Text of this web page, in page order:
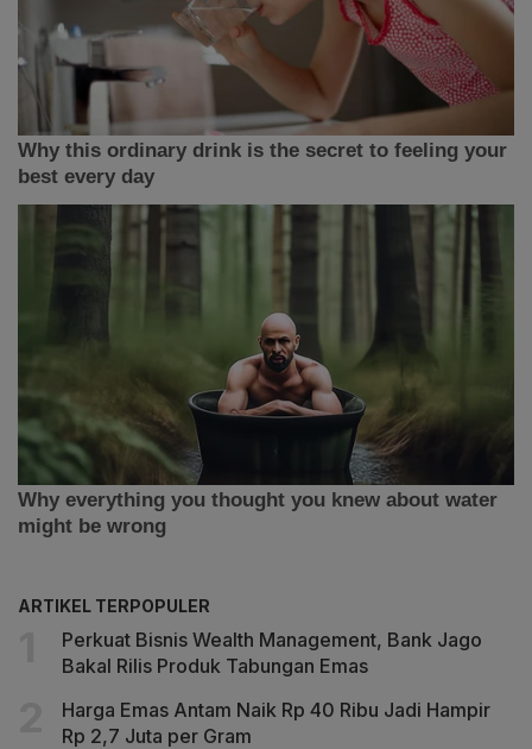
ARTIKEL TERPOPULER
Perkuat Bisnis Wealth Management, Bank Jago
Bakal Rilis Produk Tabungan Emas
Harga Emas Antam Naik Rp 40 Ribu Jadi Hampir
Rp 2,7 Juta per Gram